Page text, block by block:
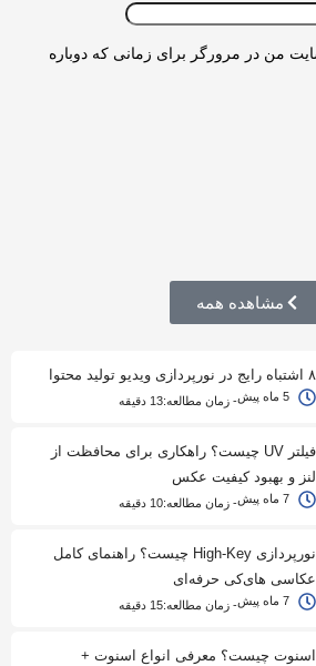
من در مرورگر برای زمانی که دوباره
مشاهده همه
۸ اشتباه رایج در نورپردازی ویدیو تولید محتوا
5 ماه پیش - زمان مطالعه:13 دقیقه
فیلتر UV چیست؟ راهکاری برای محافظت از
لنز و بهبود کیفیت عکس
7 ماه پیش - زمان مطالعه:10 دقیقه
نورپردازی High-Key چیست؟ راهنمای کامل
عکاسی های‌کی حرفه‌ای
7 ماه پیش - زمان مطالعه:15 دقیقه
اسنوت چیست؟ معرفی انواع اسنوت +